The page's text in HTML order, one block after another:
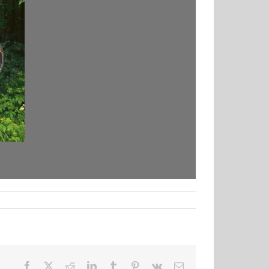
Facebook RedditLinkedInTumblr Pinterest
Vk
E-